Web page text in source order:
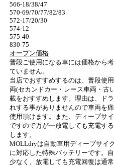
566-18/38/47
570-69/70/77/82/83
572-17/20/30
574-12
575-40
830-75
オープン価格
普段ご使用になる車には価格から
ていません。
当店でおすすめするのは、普段使
両(セカンドカー・レース車両・古
載をおすすめします。理由は、ド
れする事がありませんので車両を
使用頂けます。また、ディープサ
ですので万が一放電しても充電す
します。
MOLLdryは自動車用ディープサイ
に対応した特殊バッテリーです。
少なく、放電しても充電回復は通